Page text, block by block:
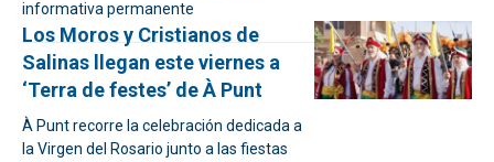
informativa permanente
Los Moros y Cristianos de
Salinas llegan este viernes a
‘Terra de festes’ de À Punt
À Punt recorre la celebración dedicada a
la Virgen del Rosario junto a las fiestas